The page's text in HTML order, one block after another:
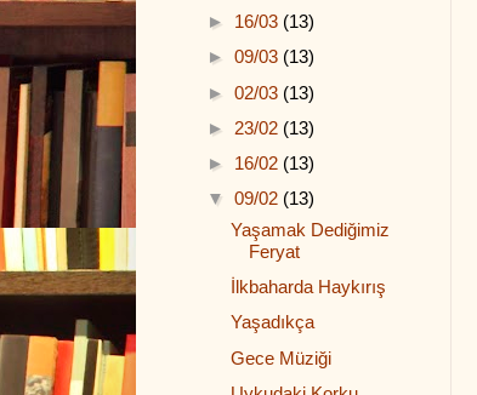
► 16/03 (13)
► 09/03 (13)
► 02/03 (13)
► 23/02 (13)
► 16/02 (13)
▼ 09/02 (13)
Yaşamak Dediğimiz
Feryat
İlkbaharda Haykırış
Yaşadıkça
Gece Müziği